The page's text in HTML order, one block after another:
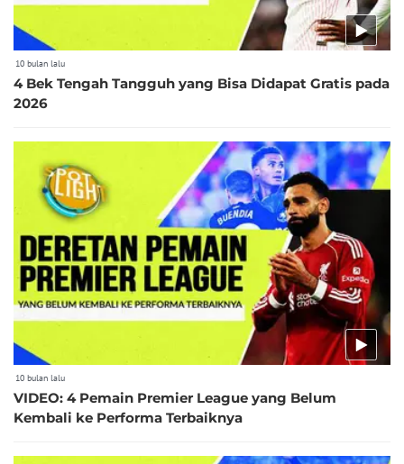
10 bulan lalu
4 Bek Tengah Tangguh yang Bisa Didapat Gratis pada
2026
10 bulan lalu
VIDEO: 4 Pemain Premier League yang Belum
Kembali ke Performa Terbaiknya